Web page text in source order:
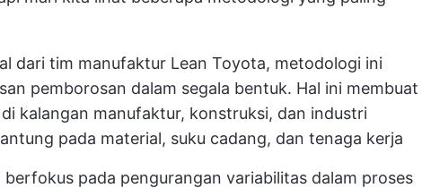
dari tim manufaktur Lean Toyota, metodologi ini
pemborosan dalam segala bentuk. Hal ini membuat
kalangan manufaktur, konstruksi, dan industri
pada material, suku cadang, dan tenaga kerja
pada pengurangan variabilitas dalam proses